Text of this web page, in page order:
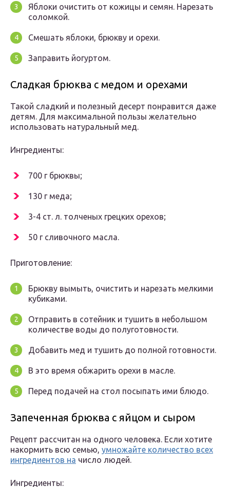
Яблоки очистить от кожицы и семян. Нарезать
соломкой.
Смешать яблоки, брюкву и орехи.
Заправить йогуртом.
Сладкая брюква с медом и орехами
Такой сладкий и полезный десерт понравится даже
детям. Для максимальной пользы желательно
использовать натуральный мед.
Ингредиенты:
700 г брюквы;
130 г меда;
3-4 ст. л. толченых грецких орехов;
50 г сливочного масла.
Приготовление:
Брюкву вымыть, очистить и нарезать мелкими
кубиками.
Отправить в сотейник и тушить в небольшом
количестве воды до полуготовности.
Добавить мед и тушить до полной готовности.
В это время обжарить орехи в масле.
Перед подачей на стол посыпать ими блюдо.
Запеченная брюква с яйцом и сыром
Рецепт рассчитан на одного человека. Если хотите
накормить всю семью, умножайте количество всех
ингредиентов на число людей.
Ингредиенты: